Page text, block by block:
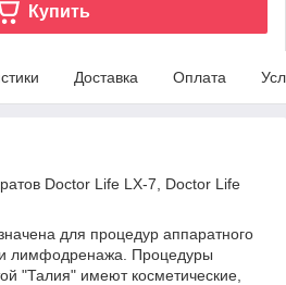
Купить
Доставка Оплата
Doctor Life LX-7, Doctor Life
для процедур аппаратного
лимфодренажа. Процедуры
"Талия" имеют косметические,